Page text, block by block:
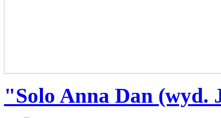
"Solo Anna Dan (wyd.